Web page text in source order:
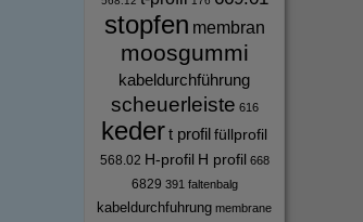
stopfen membran
moosgummi
kabeldurchführung
scheuerleiste 616
kedert profilfüllprofil
568.02 H-profil H profil 668
6829 391 faltenbalg
kabeldurchfuhrung membrane